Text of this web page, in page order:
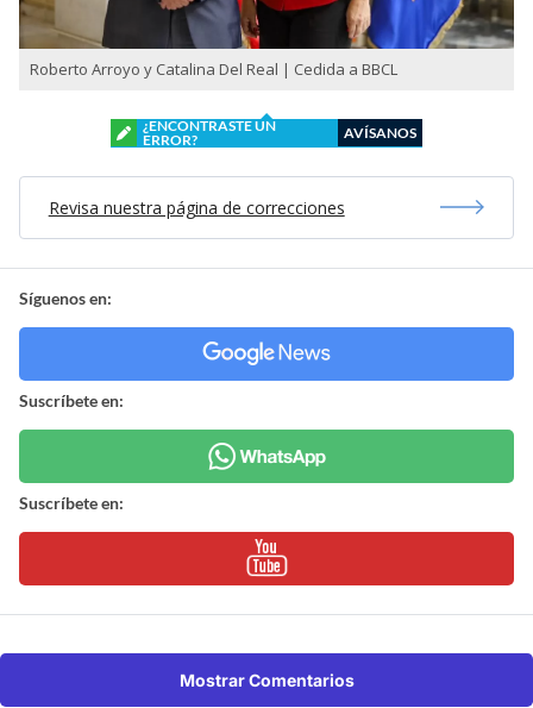
Roberto Arroyo y Catalina Del Real | Cedida a BBCL
¿ENCONTRASTE UN
ERROR?
AVÍSANOS
Revisa nuestra página de correcciones
Síguenos en:
Suscríbete en:
Suscríbete en:
Mostrar Comentarios